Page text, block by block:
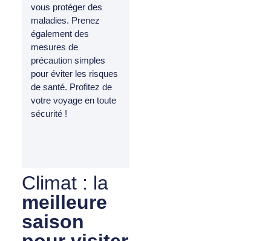
vous protéger des
maladies. Prenez
également des
mesures de
précaution simples
pour éviter les risques
de santé. Profitez de
votre voyage en toute
sécurité !
Climat : la
meilleure
saison